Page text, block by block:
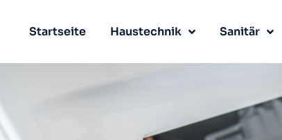
Startseite Haustechnik Sanitär